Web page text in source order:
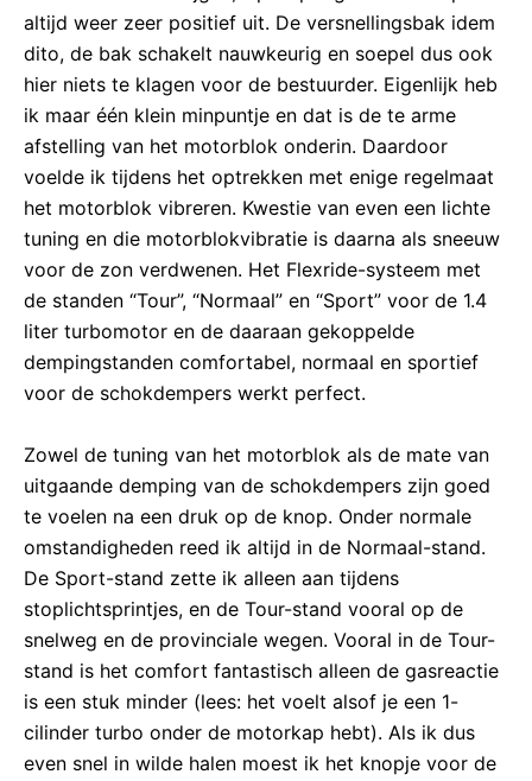
altijd weer zeer positief uit. De versnellingsbak idem
dito, de bak schakelt nauwkeurig en soepel dus ook
hier niets te klagen voor de bestuurder. Eigenlijk heb
ik maar één klein minpuntje en dat is de te arme
afstelling van het motorblok onderin. Daardoor
voelde ik tijdens het optrekken met enige regelmaat
het motorblok vibreren. Kwestie van even een lichte
tuning en die motorblokvibratie is daarna als sneeuw
voor de zon verdwenen. Het Flexride-systeem met
de standen “Tour”, “Normaal” en “Sport” voor de 1.4
liter turbomotor en de daaraan gekoppelde
dempingstanden comfortabel, normaal en sportief
voor de schokdempers werkt perfect.
Zowel de tuning van het motorblok als de mate van
uitgaande demping van de schokdempers zijn goed
te voelen na een druk op de knop. Onder normale
omstandigheden reed ik altijd in de Normaal-stand.
De Sport-stand zette ik alleen aan tijdens
stoplichtsprintjes, en de Tour-stand vooral op de
snelweg en de provinciale wegen. Vooral in de Tour-
stand is het comfort fantastisch alleen de gasreactie
is een stuk minder (lees: het voelt alsof je een 1-
cilinder turbo onder de motorkap hebt). Als ik dus
even snel in wilde halen moest ik het knopje voor de